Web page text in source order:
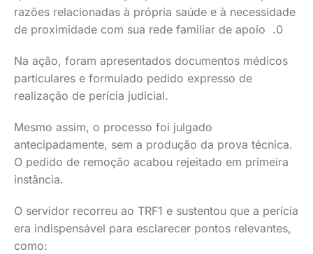
razões relacionadas à própria saúde e à necessidade
de proximidade com sua rede familiar de apoio .0
Na ação, foram apresentados documentos médicos
particulares e formulado pedido expresso de
realização de perícia judicial.
Mesmo assim, o processo foi julgado
antecipadamente, sem a produção da prova técnica.
O pedido de remoção acabou rejeitado em primeira
instância.
O servidor recorreu ao TRF1 e sustentou que a perícia
era indispensável para esclarecer pontos relevantes,
como: